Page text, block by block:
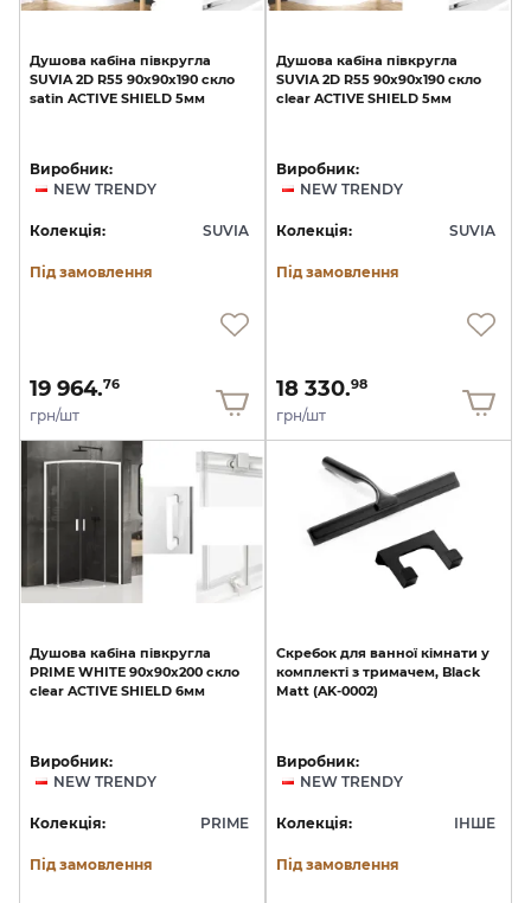
Душова кабіна півкругла
SUVIA 2D R55 90x90х190 скло
satin ACTIVE SHIELD 5мм
Виробник:
NEW TRENDY
Колекція: SUVIA
Під замовлення
19 964.76
грн/шт
Душова кабіна півкругла
SUVIA 2D R55 90x90х190 скло
clear ACTIVE SHIELD 5мм
Виробник:
NEW TRENDY
Колекція: SUVIA
Під замовлення
18 330.98
грн/шт
Душова кабіна півкругла
PRIME WHITE 90x90x200 скло
clear ACTIVE SHIELD 6мм
Виробник:
NEW TRENDY
Колекція: PRIME
Під замовлення
Скребок для ванної кімнати у
комплекті з тримачем, Black
Matt (AK-0002)
Виробник:
NEW TRENDY
Колекція: ІНШЕ
Під замовлення